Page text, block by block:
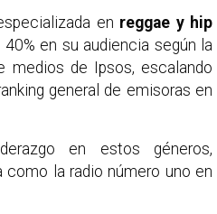
en reggae y hip
en su audiencia según la
medios de Ipsos, escalando
general de emisoras en
en estos géneros,
como la radio número uno en